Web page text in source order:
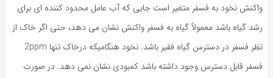
واکنش نخود به فسفر متغیر است جایی که آب عامل محدود کننده ای برای
رشد گیاه باشد معمولاً گیاه به فسفر واکنش نشان می دهد، حتی اگر خاک از
نظر فسفر در دسترس گیاه فقیر باشد. نخود هنگامیکه درخاک تنها 2ppm
فسفر قابل دسترس وجود داشته باشد کمبودی نشان نمی دهد. در صورت